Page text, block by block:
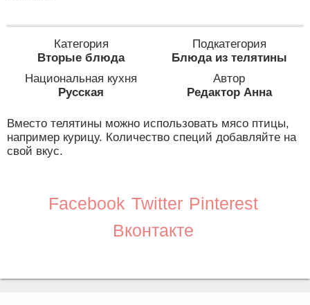
Категория
Вторые блюда
Подкатегория
Блюда из телятины
Национальная кухня
Русская
Автор
Редактор Анна
Вместо телятины можно использовать мясо птицы,
например курицу. Количество специй добавляйте на
свой вкус.
Facebook Twitter Pinterest
Вконтакте